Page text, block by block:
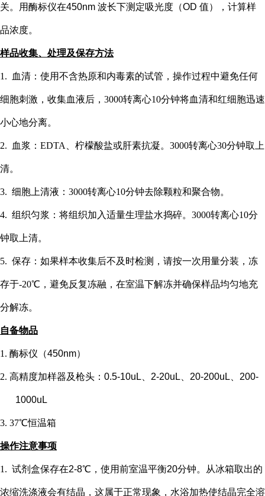
关。用酶标仪在450nm 波长下测定吸光度（OD 值），计算样
品浓度。
样品收集、处理及保存方法
1. 血清：使用不含热原和内毒素的试管，操作过程中避免任何
细胞刺激，收集血液后，3000转离心10分钟将血清和红细胞迅速
小心地分离。
2. 血浆：EDTA、柠檬酸盐或肝素抗凝。3000转离心30分钟取上
清。
3. 细胞上清液：3000转离心10分钟去除颗粒和聚合物。
4. 组织匀浆：将组织加入适量生理盐水捣碎。3000转离心10分
钟取上清。
5. 保存：如果样本收集后不及时检测，请按一次用量分装，冻
存于-20℃，避免反复冻融，在室温下解冻并确保样品均匀地充
分解冻。
自备物品
1. 酶标仪（450nm）
2. 高精度加样器及枪头： 0.5-10uL、2-20uL、20-200uL、200-
1000uL
3. 37℃恒温箱
操作注意事项
1. 试剂盒保存在2-8℃，使用前室温平衡20分钟。从冰箱取出的
浓缩洗涤液会有结晶，这属于正常现象，水浴加热使结晶完全溶